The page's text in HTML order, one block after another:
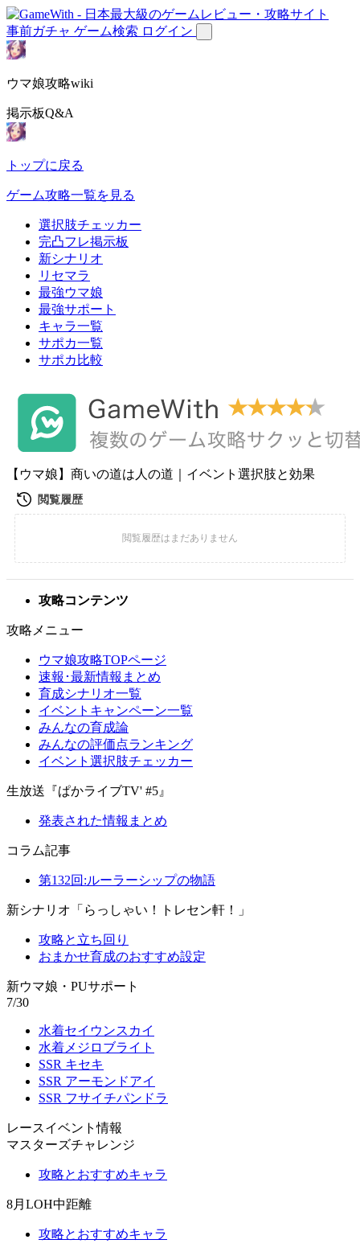
事前ガチャ ゲーム検索 ログイン
ウマ娘攻略wiki
掲示板Q&A
トップに戻る
ゲーム攻略一覧を見る
選択肢チェッカー
完凸フレ掲示板
新シナリオ
リセマラ
最強ウマ娘
最強サポート
キャラ一覧
サポカ一覧
サポカ比較
【ウマ娘】商いの道は人の道｜イベント選択肢と効果
攻略コンテンツ
攻略メニュー
ウマ娘攻略TOPページ
速報･最新情報まとめ
育成シナリオ一覧
イベントキャンペーン一覧
みんなの育成論
みんなの評価点ランキング
イベント選択肢チェッカー
生放送『ぱかライブTV' #5』
発表された情報まとめ
コラム記事
第132回:ルーラーシップの物語
新シナリオ「らっしゃい！トレセン軒！」
攻略と立ち回り
おまかせ育成のおすすめ設定
新ウマ娘・PUサポート
7/30
水着セイウンスカイ
水着メジロブライト
SSR キセキ
SSR アーモンドアイ
SSR フサイチパンドラ
レースイベント情報
マスターズチャレンジ
攻略とおすすめキャラ
8月LOH中距離
攻略とおすすめキャラ